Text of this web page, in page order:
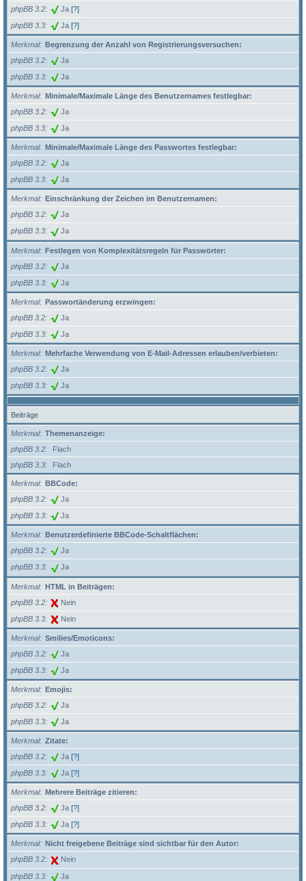
phpBB 3.2
Ja [?]
phpBB 3.3 Ja [?]
Merkmal
Begrenzung der Anzahl von Registrierungsversuchen:
phpBB 3.2
Ja
phpBB 3.3 Ja
Merkmal
Minimale/Maximale Länge des Benutzernames festlegbar:
phpBB 3.2
Ja
phpBB 3.3 Ja
Merkmal
Minimale/Maximale Länge des Passwortes festlegbar:
phpBB 3.2
Ja
phpBB 3.3 Ja
Merkmal
Einschränkung der Zeichen im Benutzernamen:
phpBB 3.2
Ja
phpBB 3.3 Ja
Merkmal
Festlegen von Komplexitätsregeln für Passwörter:
phpBB 3.2
Ja
phpBB 3.3 Ja
Merkmal
Passwortänderung erzwingen:
phpBB 3.2
Ja
phpBB 3.3 Ja
Merkmal
Mehrfache Verwendung von E-Mail-Adressen erlauben/verbieten:
phpBB 3.2
Ja
phpBB 3.3 Ja
Beiträge
Merkmal
Themenanzeige:
phpBB 3.2
Flach
phpBB 3.3
Flach
Merkmal
BBCode:
phpBB 3.2
Ja
phpBB 3.3 Ja
Merkmal
Benutzerdefinierte BBCode-Schaltflächen:
phpBB 3.2
Ja
phpBB 3.3 Ja
Merkmal
HTML in Beiträgen:
phpBB 3.2
Nein
phpBB 3.3 Nein
Merkmal
Smilies/Emoticons:
phpBB 3.2
Ja
phpBB 3.3 Ja
Merkmal
Emojis:
phpBB 3.2
Ja
phpBB 3.3 Ja
Merkmal
Zitate:
phpBB 3.2
Ja [?]
phpBB 3.3 Ja [?]
Merkmal
Mehrere Beiträge zitieren:
phpBB 3.2
Ja [?]
phpBB 3.3 Ja [?]
Merkmal
Nicht freigebene Beiträge sind sichtbar für den Autor:
phpBB 3.2
Nein
phpBB 3.3 Ja